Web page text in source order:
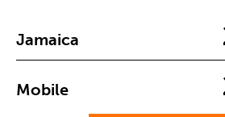
No se
Un número
Jamaica
Mobile